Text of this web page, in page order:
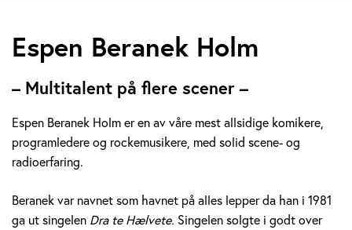
E
p
e
n
B
Espen Beranek Holm
– Multitalent på flere scener –
Espen Beranek Holm er en av våre mest allsidige komikere,
programledere og rockemusikere, med solid scene- og
radioerfaring.
Beranek var navnet som havnet på alles lepper da han i 1981
ga ut singelen Dra te Hælvete. Singelen solgte i godt over